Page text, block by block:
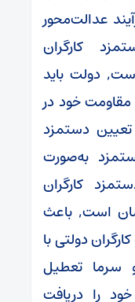
عدالت‌محور
کارگران
دولت باید
مقاومت خود در
تعیین دستمزد
به‌صورت
کارگران
است, باعث
دولتی با
سرما تعطیل
را دریافت